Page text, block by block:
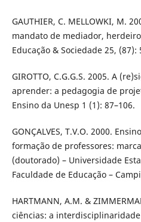
GAUTHIER, C. MELLOWKI, M.
mandato de mediador,
Educação & Sociedade 25, (87):
GIROTTO, C.G.G.S. 2005. A
aprender: a pedagogia de
Ensino da Unesp 1 (1): 87–106.
GONÇALVES, T.V.O. 2000.
formação de professores:
(doutorado) – Universidade
Faculdade de Educação –
HARTMANN, A.M. &
ciências: a